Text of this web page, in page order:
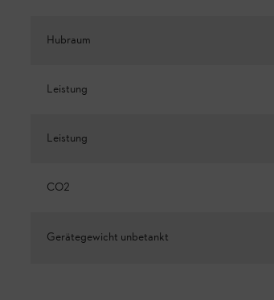
Hubraum
Leistung
Leistung
CO2
Gerätegewicht unbetankt